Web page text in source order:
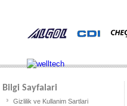
Bilgi Sayfalari
Gizlilik ve Kullanim Sartlari